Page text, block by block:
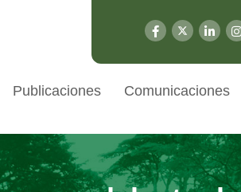
Publicaciones Comunicaciones